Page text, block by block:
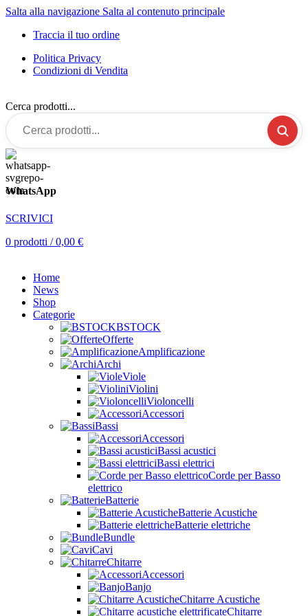
Salta alla navigazione Salta al contenuto principale
Traccia il tuo ordine
Politica Privacy
Condizioni di Vendita
Cerca prodotti...
WhatsApp
SCRIVICI
0 prodotti / 0,00 €
Home
News
Shop
Categorie
BSTOCK
Offerte
Amplificazione
Archi
Viole
Violini
Violoncelli
Accessori
Bassi
Accessori
Bassi acustici
Bassi elettrici
Corde per Basso
elettrico
Batterie
Batterie Acustiche
Batterie elettriche
Bundle
Cavi
Chitarre
Accessori
Banjo
Chitarre Acustiche
Chitarre